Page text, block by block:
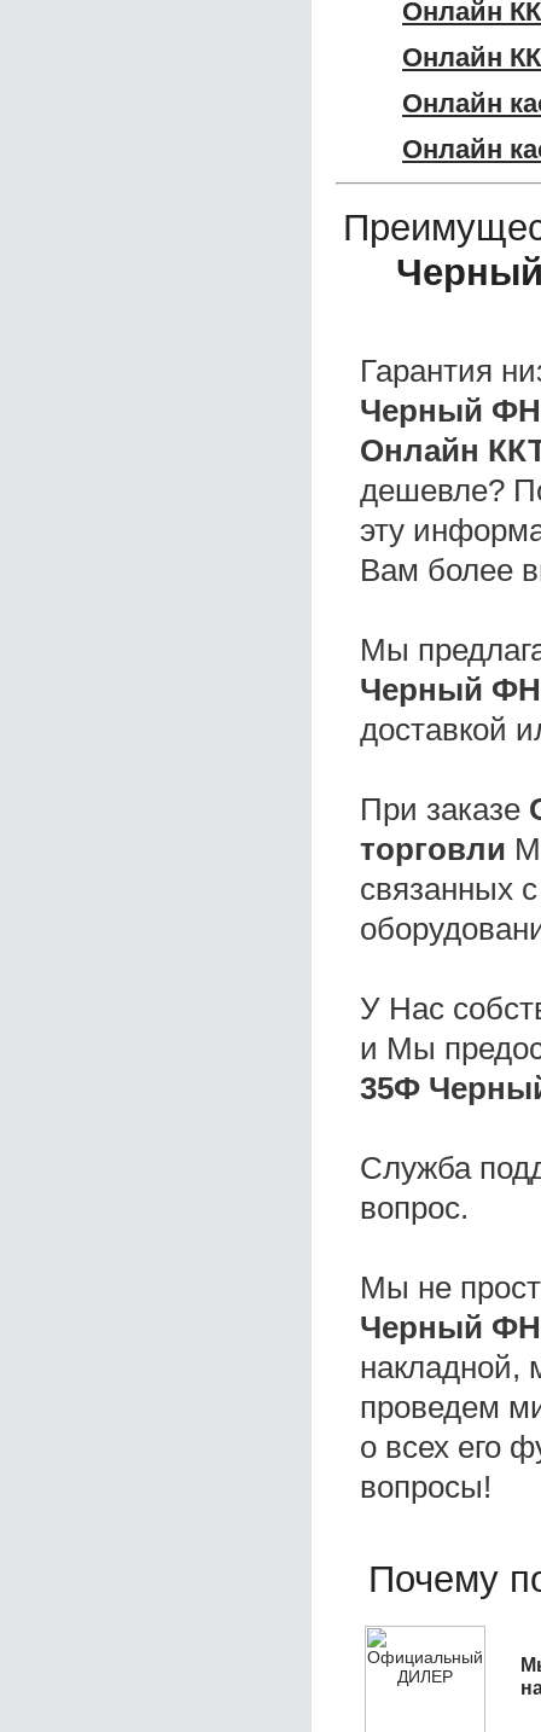
Онлайн
Онлайн
Онлайн
Онлайн
Гарантия
Черный
Онлайн
дешевле?
эту
Вам более
Мы
Черный
доставкой
При заказе
торговли
связанных
У Нас
и Мы
35Ф
Служба
вопрос.
Мы не
Черный
накладной,
проведем
о всех его
вопросы!
Почему